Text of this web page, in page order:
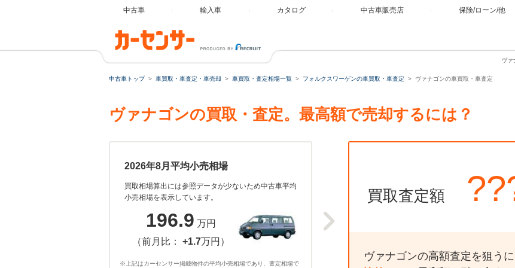
中古車 輸入車 カタログ 中古車販売店 保険/ローン/他
ヴァ
中古車トップ 車買取・車査定・車売却 車買取・査定相場一覧 フォルクスワーゲンの車買取・車査定 ヴァナゴンの車買取・車査定
ヴァナゴンの買取・査定。最高額で売却するには？
2026年8月平均小売相場
買取相場算出には参照データが少ないため中古車平均
小売相場を表示しています。
196.9 万円
（前月比： +1.7万円）
※上記はカーセンサー掲載物件の平均小売相場であり、査定相場で
買取査定額
ヴァナゴンの高額査定を狙うに